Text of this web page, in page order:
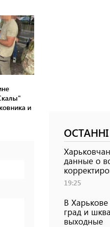
и
данные о
19:25
В
град и
выходные